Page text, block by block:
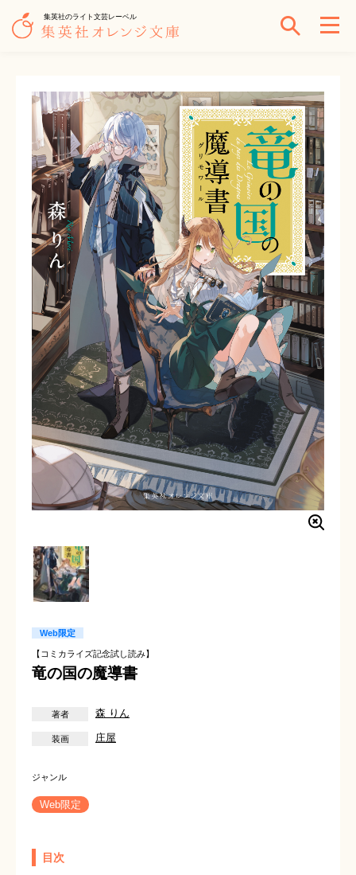
集英社のライト文芸レーベル
Web限定
【コミカライズ記念試し読み】
竜の国の魔導書
森 りん
庄屋
Web限定
目次